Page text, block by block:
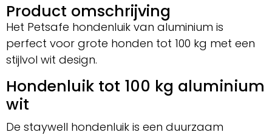
Product omschrijving
Het Petsafe hondenluik van aluminium is
perfect voor grote honden tot 100 kg met een
stijlvol wit design.
Hondenluik tot 100 kg aluminium
wit
De staywell hondenluik is een duurzaam